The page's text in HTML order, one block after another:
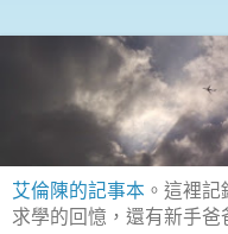
艾倫陳的記事本 。這裡
求學的回憶，還有新手爸